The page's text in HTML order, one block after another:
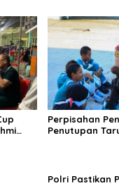
Perpisahan
Penutupan
Polri Pastikan